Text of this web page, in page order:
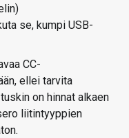
se, kumpi USB-
CC-
ellei tarvita
on hinnat alkaen
liitintyyppien